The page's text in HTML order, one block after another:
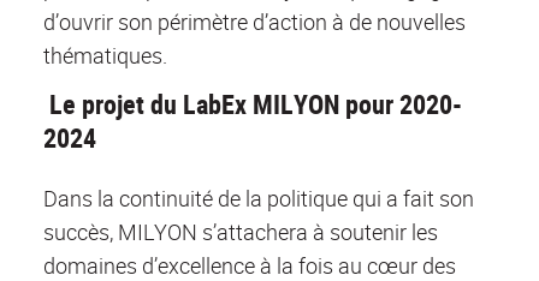
d’ouvrir son périmètre d’action à de nouvelles
thématiques.
Le projet du LabEx MILYON pour 2020-
2024
Dans la continuité de la politique qui a fait son
succès, MILYON s’attachera à soutenir les
domaines d’excellence à la fois au cœur des